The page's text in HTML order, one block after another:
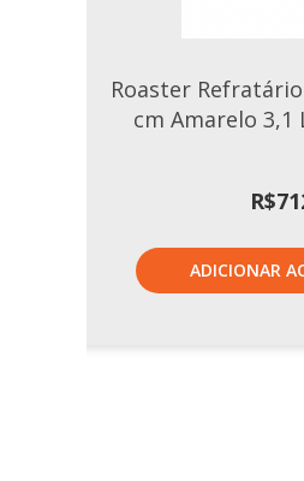
Roaster
cm Amarelo 3,1
R$
ADICIONAR